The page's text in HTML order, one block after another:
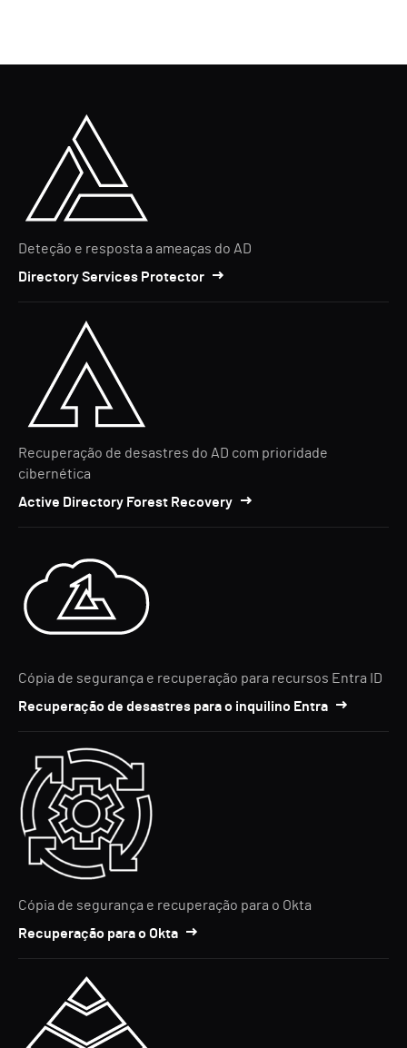
Deteção e resposta a ameaças do AD
Directory Services Protector
Recuperação de desastres do AD com prioridade
cibernética
Active Directory Forest Recovery
Cópia de segurança e recuperação para recursos Entra ID
Recuperação de desastres para o inquilino Entra
Cópia de segurança e recuperação para o Okta
Recuperação para o Okta